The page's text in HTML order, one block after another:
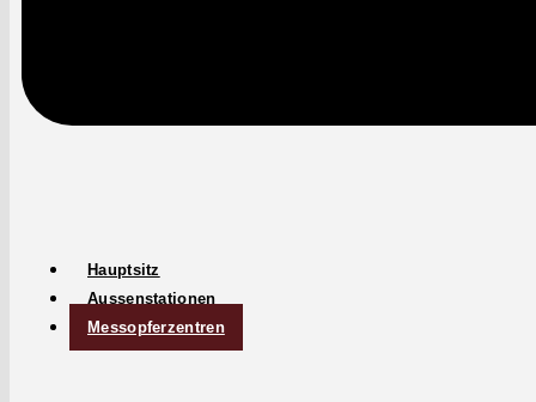
Haupt­sitz
Aussen­sta­tio­nen
Mes­sopferzen­tren